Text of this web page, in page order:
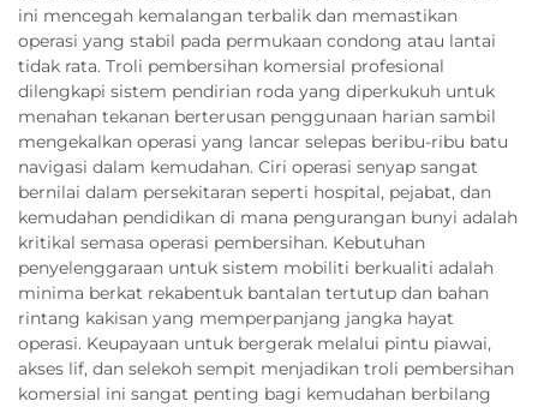
ini mencegah kemalangan terbalik dan memastikan
operasi yang stabil pada permukaan condong atau lantai
tidak rata. Troli pembersihan komersial profesional
dilengkapi sistem pendirian roda yang diperkukuh untuk
menahan tekanan berterusan penggunaan harian sambil
mengekalkan operasi yang lancar selepas beribu-ribu batu
navigasi dalam kemudahan. Ciri operasi senyap sangat
bernilai dalam persekitaran seperti hospital, pejabat, dan
kemudahan pendidikan di mana pengurangan bunyi adalah
kritikal semasa operasi pembersihan. Kebutuhan
penyelenggaraan untuk sistem mobiliti berkualiti adalah
minima berkat rekabentuk bantalan tertutup dan bahan
rintang kakisan yang memperpanjang jangka hayat
operasi. Keupayaan untuk bergerak melalui pintu piawai,
akses lif, dan selekoh sempit menjadikan troli pembersihan
komersial ini sangat penting bagi kemudahan berbilang